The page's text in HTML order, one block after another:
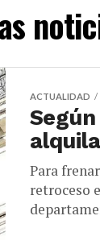
ACTUALIDAD
Para
retroceso